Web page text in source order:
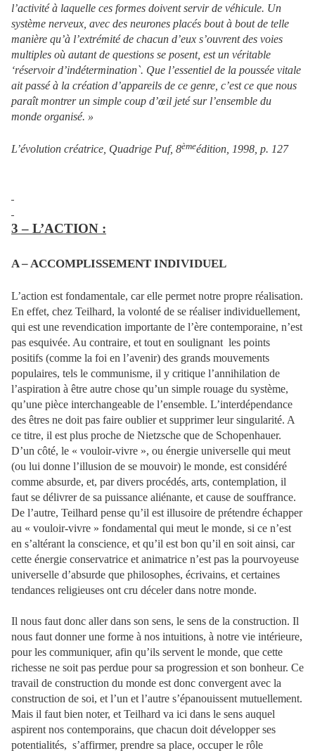
l’activité à laquelle ces formes doivent servir de véhicule. Un
système nerveux, avec des neurones placés bout à bout de telle
manière qu’à l’extrémité de chacun d’eux s’ouvrent des voies
multiples où autant de questions se posent, est un véritable
‘réservoir d’indétermination`. Que l’essentiel de la poussée vitale
ait passé à la création d’appareils de ce genre, c’est ce que nous
paraît montrer un simple coup d’œil jeté sur l’ensemble du
monde organisé. »
L’évolution créatrice, Quadrige Puf, 8èmeédition, 1998, p. 127
3 – L’ACTION :
A – ACCOMPLISSEMENT INDIVIDUEL
L’action est fondamentale, car elle permet notre propre réalisation.
En effet, chez Teilhard, la volonté de se réaliser individuellement,
qui est une revendication importante de l’ère contemporaine, n’est
pas esquivée. Au contraire, et tout en soulignant les points
positifs (comme la foi en l’avenir) des grands mouvements
populaires, tels le communisme, il y critique l’annihilation de
l’aspiration à être autre chose qu’un simple rouage du système,
qu’une pièce interchangeable de l’ensemble. L’interdépendance
des êtres ne doit pas faire oublier et supprimer leur singularité. A
ce titre, il est plus proche de Nietzsche que de Schopenhauer.
D’un côté, le « vouloir-vivre », ou énergie universelle qui meut
(ou lui donne l’illusion de se mouvoir) le monde, est considéré
comme absurde, et, par divers procédés, arts, contemplation, il
faut se délivrer de sa puissance aliénante, et cause de souffrance.
De l’autre, Teilhard pense qu’il est illusoire de prétendre échapper
au « vouloir-vivre » fondamental qui meut le monde, si ce n’est
en s’altérant la conscience, et qu’il est bon qu’il en soit ainsi, car
cette énergie conservatrice et animatrice n’est pas la pourvoyeuse
universelle d’absurde que philosophes, écrivains, et certaines
tendances religieuses ont cru déceler dans notre monde.
Il nous faut donc aller dans son sens, le sens de la construction. Il
nous faut donner une forme à nos intuitions, à notre vie intérieure,
pour les communiquer, afin qu’ils servent le monde, que cette
richesse ne soit pas perdue pour sa progression et son bonheur. Ce
travail de construction du monde est donc convergent avec la
construction de soi, et l’un et l’autre s’épanouissent mutuellement.
Mais il faut bien noter, et Teilhard va ici dans le sens auquel
aspirent nos contemporains, que chacun doit développer ses
potentialités, s’affirmer, prendre sa place, occuper le rôle